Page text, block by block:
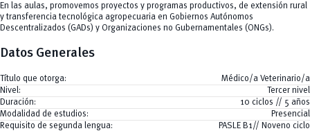
En las aulas, promovemos proyectos y programas productivos, de extensión rural
y transferencia tecnológica agropecuaria en Gobiernos Autónomos
Descentralizados (GADs) y Organizaciones no Gubernamentales (ONGs).
Datos Generales
Título que otorga:
Médico/a Veterinario/a
Nivel:
Tercer nivel
Duración:
10 ciclos // 5 años
Modalidad de estudios:
Presencial
Requisito de segunda lengua:
PASLE B1// Noveno ciclo